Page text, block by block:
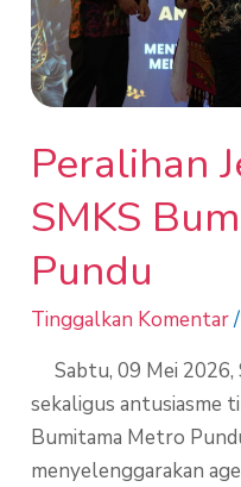
Peralihan
SMKS
Pundu
Tinggalkan Komentar/
Sabtu, 09 Mei 2026,
sekaligus antusiasme
Bumitama Metro
menyelenggarakan
Metro
Pundu